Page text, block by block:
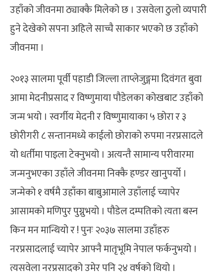
उहाँको जीवनमा ठ्याक्कै मिलेको छ । उसवेला ठुलो व्यपारी
हुने देखेको सपना अहिले साच्चै साकार भएको छ उहाँको
जीवनमा ।
२०१३ सालमा पूर्वी पहाडी जिल्ला ताप्लेजुङ्गमा दिवंगत बुवा
आमा मेदनीप्रसाद र विष्णुमाया पौडेलका कोखबाट उहाँको
जन्म भयो । स्वर्गीय मेदनी र विष्णुमायाका ५ छोरा र ३
छोरीगरी ८ सन्तानमध्ये काईलो छोराको रुपमा नरप्रसादले
यो धर्तीमा पाइला टेक्नुभयो । अत्यन्तै सामान्य परीवारमा
जन्मनुभएका उहाँले जीवनमा निक्कै हण्डर खानुपर्यो ।
जन्मेको १ वर्षमै उहाँका बाबुआमाले उहाँलाई च्यापेर
आसामको मणिपुर पुग्नुभयो । पौडेल दम्पतिको त्यता बस्न
किन मन मान्थियो र ! पुनः २०३७ सालमा उहाँहरु
नरप्रसादलाई च्यापेर आफ्नै मातृभूमि नेपाल फर्कनुभयो ।
त्यसवेला नरप्रसादको उमेर पनि २४ वर्षको थियो ।